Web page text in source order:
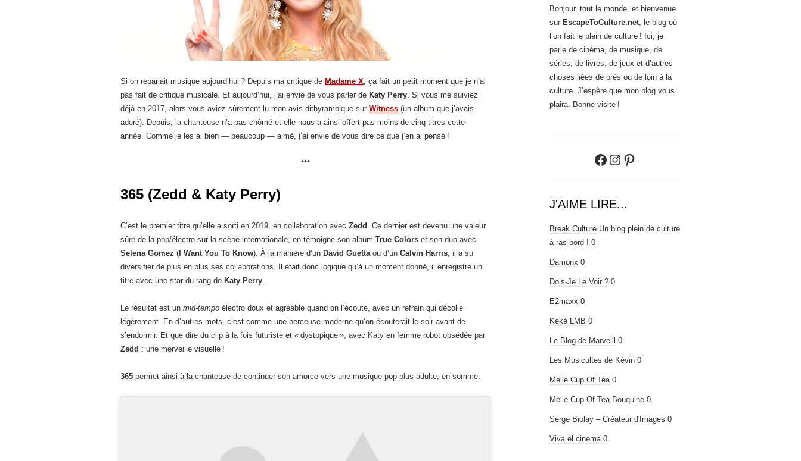
Si on reparlait musique aujourd’hui ? Depuis ma critique de Madame X , ça fait un petit moment que je n’ai
pas fait de critique musicale. Et aujourd’hui, j’ai envie de vous parler de Katy Perry . Si vous me suiviez
déjà en 2017, alors vous aviez sûrement lu mon avis dithyrambique sur Witness (un album que j’avais
adoré). Depuis, la chanteuse n’a pas chômé et elle nous a ainsi offert pas moins de cinq titres cette
année. Comme je les ai bien — beaucoup — aimé, j’ai envie de vous dire ce que j’en ai pensé !
***
365 (Zedd & Katy Perry)
C’est le premier titre qu’elle a sorti en 2019, en collaboration avec Zedd
. Ce dernier est devenu une valeur
sûre de la pop/électro sur la scène internationale, en témoigne son album True Colors et son duo avec
Selena Gomez ( I Want You To Know). À la manière d’un David Guetta ou d’un Calvin Harris , il a su
diversifier de plus en plus ses collaborations. Il était donc logique qu’à un moment donné, il enregistre un
titre avec une star du rang de Katy Perry
Le résultat est un mid-tempo électro doux et agréable quand on l’écoute, avec un refrain qui décolle
légèrement. En d’autres mots, c’est comme une berceuse moderne qu’on écouterait le soir avant de
s’endormir. Et que dire du clip à la fois futuriste et « dystopique », avec Katy en femme robot obsédée par
Zedd : une merveille visuelle !
365 permet ainsi à la chanteuse de continuer son amorce vers une musique pop plus adulte, en somme.
Bonjour, tout le monde, et bienvenue
sur EscapeToCulture.net , le blog où
l’on fait le plein de culture ! Ici, je
parle de cinéma, de musique, de
séries, de livres, de jeux et d’autres
choses liées de près ou de loin à la
culture. J’espère que mon blog vous
plaira. Bonne visite !
Facebook
Instagram
Pinterest
J'AIME LIRE...
Break Culture Un blog plein de culture
à ras bord ! 0
Damonx 0
Dois-Je Le Voir ? 0
E2maxx 0
Kéké LMB 0
Le Blog de Marvelll 0
Les Musicultes de Kévin 0
Melle Cup Of Tea 0
Melle Cup Of Tea Bouquine 0
Serge Biolay – Créateur d'Images 0
Viva el cinema 0